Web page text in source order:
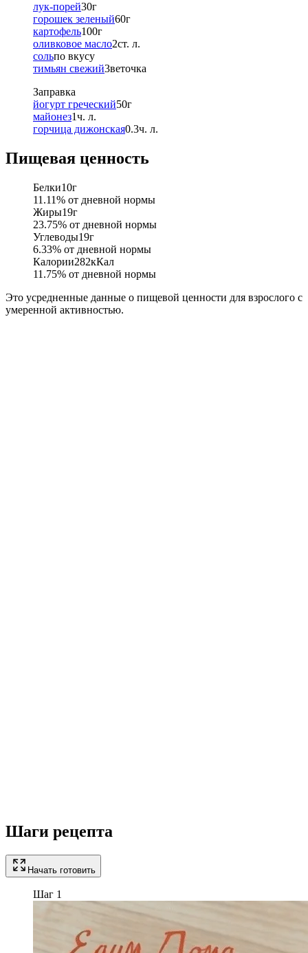
лук-порей30г
горошек зеленый60г
картофель100г
оливковое масло2ст. л.
сольпо вкусу
тимьян свежий3веточка
Заправка
йогурт греческий50г
майонез1ч. л.
горчица дижонская0.3ч. л.
Пищевая ценность
Белки10г
11.11% от дневной нормы
Жиры19г
23.75% от дневной нормы
Углеводы19г
6.33% от дневной нормы
Калории282кКал
11.75% от дневной нормы
Это усредненные данные о пищевой ценности для взрослого с
умеренной активностью.
Шаги рецепта
Начать готовить
Шаг 1